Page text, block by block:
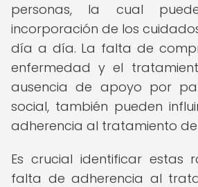
personas, la cual
incorporación de los
día a día. La falta de
enfermedad y el
ausencia de apoyo por
social, también pueden
adherencia al tratamiento
Es crucial identificar estas
falta de adherencia al